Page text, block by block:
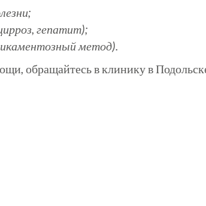
гепатит);
метод).
обращайтесь в клинику в